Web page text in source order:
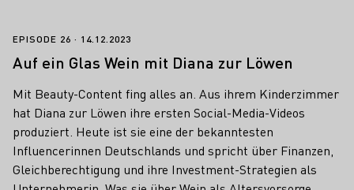
Auf ein Glas Wein mit Diana zur Löwen
EPISODE 26 14.12.2023
Auf ein Glas Wein mit Diana zur Löwen
Mit Beauty-Content fing alles an. Aus ihrem Kinderzimmer
hat Diana zur Löwen ihre ersten Social-Media-Videos
produziert. Heute ist sie eine der bekanntesten
Influencerinnen Deutschlands und spricht über Finanzen,
Gleichberechtigung und ihre Investment-Strategien als